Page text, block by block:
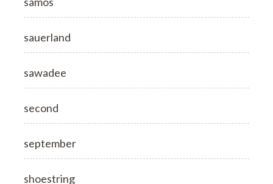
sauerland
sawadee
second
september
shoestring